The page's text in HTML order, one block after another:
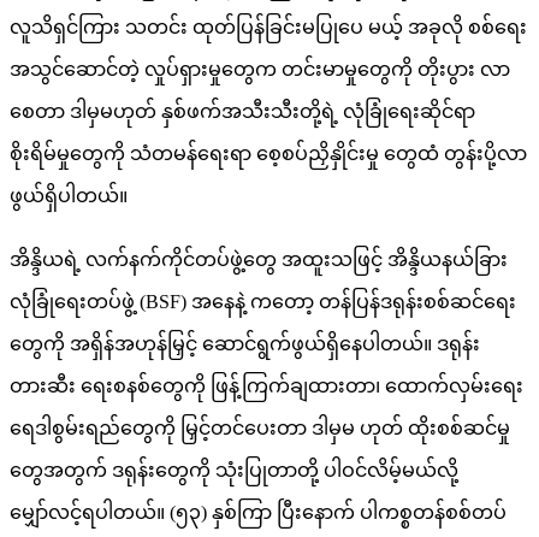
လူသိရှင်ကြား သတင်း ထုတ်ပြန်ခြင်းမပြုပေ မယ့် အခုလို စစ်ရေး
အသွင်ဆောင်တဲ့ လှုပ်ရှားမှုတွေက တင်းမာမှုတွေကို တိုးပွား လာ
စေတာ ဒါမှမဟုတ် နှစ်ဖက်အသီးသီးတို့ရဲ့ လုံခြုံရေးဆိုင်ရာ
စိုးရိမ်မှုတွေကို သံတမန်ရေးရာ စေ့စပ်ညှိနှိုင်းမှု တွေထံ တွန်းပို့လာ
ဖွယ်ရှိပါတယ်။
အိန္ဒိယရဲ့ လက်နက်ကိုင်တပ်ဖွဲ့တွေ အထူးသဖြင့် အိန္ဒိယနယ်ခြား
လုံခြုံရေးတပ်ဖွဲ့ (BSF) အနေနဲ့ ကတော့ တန်ပြန်ဒရုန်းစစ်ဆင်ရေး
တွေကို အရှိန်အဟုန်မြှင့် ဆောင်ရွက်ဖွယ်ရှိနေပါတယ်။ ဒရုန်း
တားဆီး ရေးစနစ်တွေကို ဖြန့်ကြက်ချထားတာ၊ ထောက်လှမ်းရေး
ရေဒါစွမ်းရည်တွေကို မြှင့်တင်ပေးတာ ဒါမှမ ဟုတ် ထိုးစစ်ဆင်မှု
တွေအတွက် ဒရုန်းတွေကို သုံးပြုတာတို့ ပါဝင်လိမ့်မယ်လို့
မျှော်လင့်ရပါတယ်။ (၅၃) နှစ်ကြာ ပြီးနောက် ပါကစ္စတန်စစ်တပ်